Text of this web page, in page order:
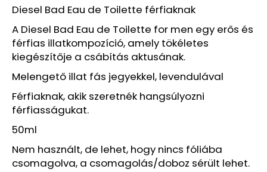
Diesel Bad Eau de Toilette férfiaknak
A Diesel Bad Eau de Toilette for men egy erős és
férfias illatkompozíció, amely tökéletes
kiegészítője a csábítás aktusának.
Melengető illat fás jegyekkel, levendulával
Férfiaknak, akik szeretnék hangsúlyozni
férfiasságukat.
50ml
Nem használt, de lehet, hogy nincs fóliába
csomagolva, a csomagolás/doboz sérült lehet.
EXP:
07/26
4
100
Ft
Korábbi:
9
240
Ft